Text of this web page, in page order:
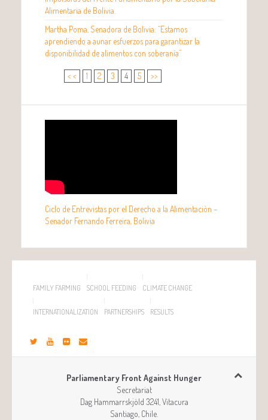
Alimentaria de Bolivia.
Martha Poma, Senadora de Bolivia: “Estamos
aprendiendo a aunar esfuerzos para garantizar la
disponibilidad de alimentos con soberanía”
< < 1 2 3 4 5 >>
Ciclo de Entrevistas por el Derecho a la Alimentación –
Senador Fernando Ferreira, Bolivia
FAMILY FARMING SCHOOL FEEDING CLIMATE CHANGE
INTERNATIONALIZATION PARTNERSHIPS RESULTS
Parliamentary Front Against Hunger
Secretariat
Dag Hammarrskjöld 3241, Vitacura
Santiago Chile